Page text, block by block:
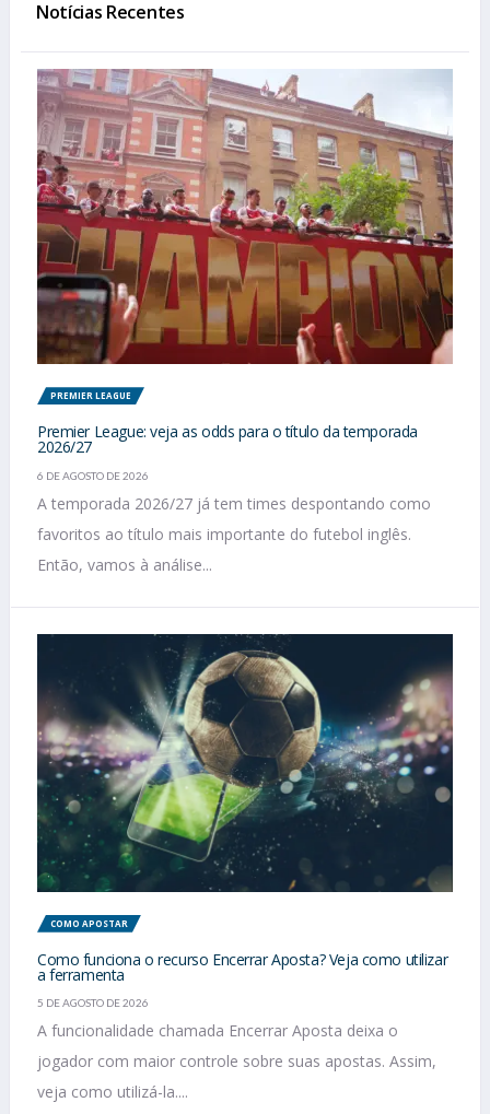
Notícias Recentes
PREMIER LEAGUE
Premier League: veja as odds para o título da temporada
2026/27
6 DE AGOSTO DE 2026
A temporada 2026/27 já tem times despontando como
favoritos ao título mais importante do futebol inglês.
Então, vamos à análise...
COMO APOSTAR
Como funciona o recurso Encerrar Aposta? Veja como utilizar
a ferramenta
5 DE AGOSTO DE 2026
A funcionalidade chamada Encerrar Aposta deixa o
jogador com maior controle sobre suas apostas. Assim,
veja como utilizá-la....